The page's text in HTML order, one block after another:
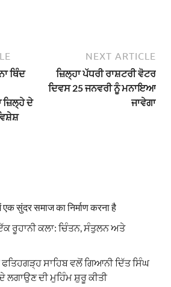
ਥਿੰਦ
ਜ਼ਿਲ੍ਹੇ ਦੇ
NEXT ARTICLE
ਜ਼ਿਲ੍ਹਾ ਪੱਧਰੀ ਰਾਸ਼ਟਰੀ ਵੋਟਰ
ਦਿਵਸ 25 ਜਨਵਰੀ ਨੂੰ ਮਨਾਇਆ
ਜਾਵੇਗਾ
सुंदर समाज का निर्माण करना है
ਰੂਹਾਨੀ ਕਲਾ: ਚਿੰਤਨ, ਸੰਤੁਲਨ ਅਤੇ
ਫਤਿਹਗੜ੍ਹ ਸਾਹਿਬ ਵਲੋਂ ਗਿਆਨੀ ਦਿੱਤ ਸਿੰਘ
ਲਗਾਉਣ ਦੀ ਮੁਹਿੰਮ ਸ਼ੁਰੂ ਕੀਤੀ